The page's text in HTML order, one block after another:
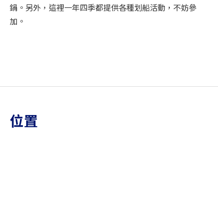
鍋。另外，這裡一年四季都提供各種划船活動，不妨參
加。
位置